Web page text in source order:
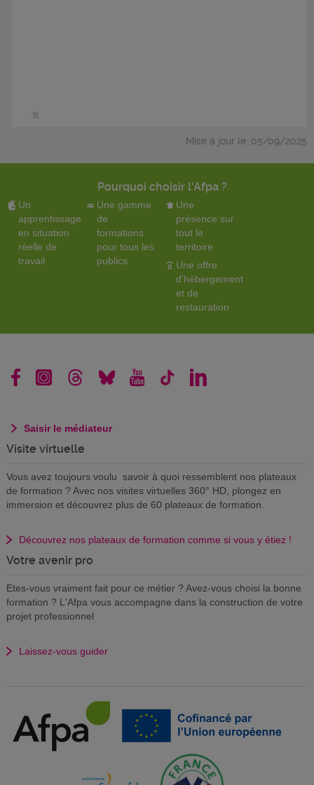
Mise à jour le :05/09/2025
Pourquoi choisir l'Afpa ?
Un
apprentissage
en situation
réelle de
travail
Une gamme
de
formations
pour tous les
publics
Une
présence sur
tout le
territoire
Une offre
d'hébergement
et de
restauration
Saisir le médiateur
Visite virtuelle
Vous avez toujours voulu savoir à quoi ressemblent nos plateaux
de formation ? Avec nos visites virtuelles 360° HD, plongez en
immersion et découvrez plus de 60 plateaux de formation.
Découvrez nos plateaux de formation comme si vous y étiez !
Votre avenir pro
Etes-vous vraiment fait pour ce métier ? Avez-vous choisi la bonne
formation ? L'Afpa vous accompagne dans la construction de votre
projet professionnel
Laissez-vous guider